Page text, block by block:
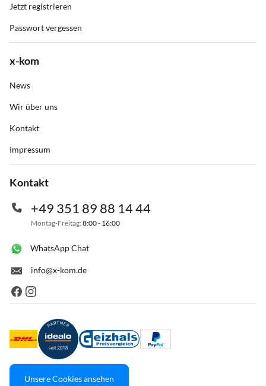
Jetzt registrieren
Passwort vergessen
x-kom
News
Wir über uns
Kontakt
Impressum
Kontakt
+49 351 89 88 14 44
Montag-Freitag: 8:00 - 16:00
WhatsApp Chat
info@x-kom.de
Unsere Cookies ansehen